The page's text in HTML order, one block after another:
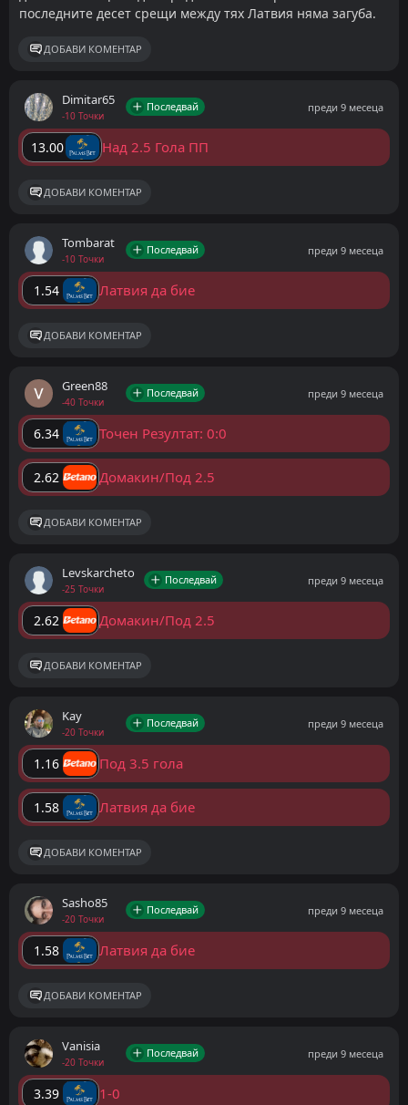
последните десет срещи между тях Латвия няма загуба.
ДОБАВИ КОМЕНТАР
Dimitar65
-10 Точки
Последвай преди 9 месеца
13.00 Над 2.5 Гола ПП
ДОБАВИ КОМЕНТАР
Tombarat
-10 Точки
Последвай преди 9 месеца
1.54 Латвия да бие
ДОБАВИ КОМЕНТАР
Green88
-40 Точки
Последвай преди 9 месеца
6.34 Точен Резултат: 0:0
2.62 Домакин/Под 2.5
ДОБАВИ КОМЕНТАР
Levskarcheto
-25 Точки
Последвай преди 9 месеца
2.62 Домакин/Под 2.5
ДОБАВИ КОМЕНТАР
Kay
-20 Точки
Последвай преди 9 месеца
1.16 Под 3.5 гола
1.58 Латвия да бие
ДОБАВИ КОМЕНТАР
Sasho85
-20 Точки
Последвай преди 9 месеца
1.58 Латвия да бие
ДОБАВИ КОМЕНТАР
Vanisia
-20 Точки
Последвай преди 9 месеца
3.39 1-0